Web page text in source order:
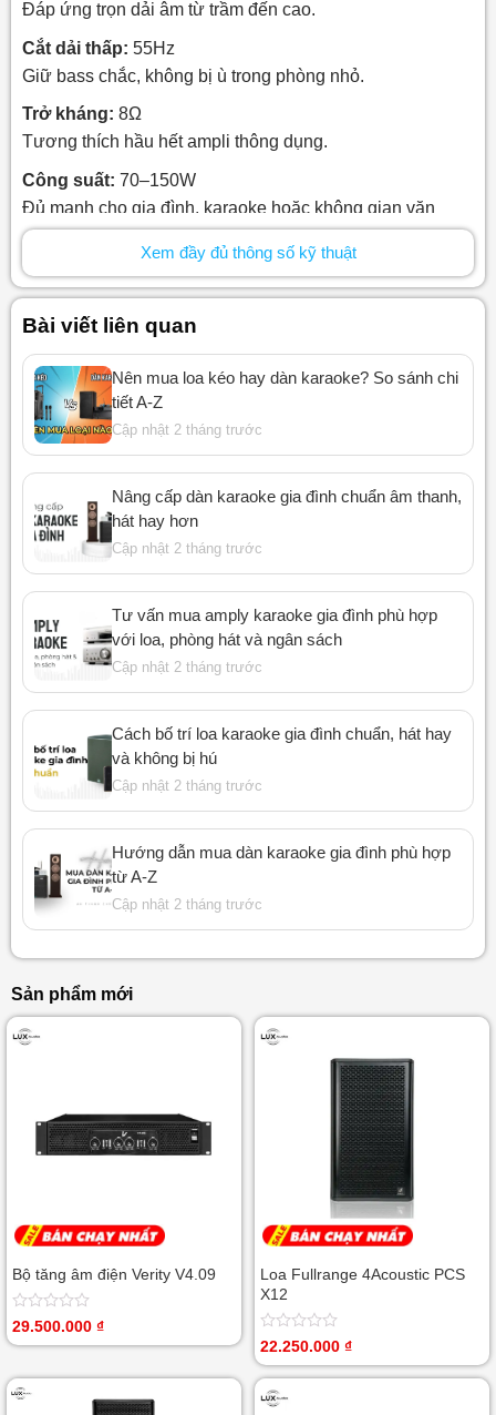
Đáp ứng trọn dải âm từ trầm đến cao.
Cắt dải thấp: 55Hz
Giữ bass chắc, không bị ù trong phòng nhỏ.
Trở kháng: 8Ω
Tương thích hầu hết ampli thông dụng.
Công suất: 70–150W
Đủ mạnh cho gia đình, karaoke hoặc không gian văn
phòng.
Kích thước:450×250×283 mm
Gọn gàng, dễ bố trí trên kệ hoặc treo tường.
11.25 kg
Khung loa chắc, hạn chế rung và méo âm.
Xem đầy đủ thông số kỹ thuật
Bài viết liên quan
Nên mua loa kéo hay dàn karaoke? So sánh chi
tiết A-Z
Cập nhật 2 tháng trước
Nâng cấp dàn karaoke gia đình chuẩn âm thanh,
hát hay hơn
Cập nhật 2 tháng trước
Tư vấn mua amply karaoke gia đình phù hợp
với loa, phòng hát và ngân sách
Cập nhật 2 tháng trước
Cách bố trí loa karaoke gia đình chuẩn, hát hay
và không bị hú
Cập nhật 2 tháng trước
Hướng dẫn mua dàn karaoke gia đình phù hợp
từ A-Z
Cập nhật 2 tháng trước
Sản phẩm mới
Bộ tăng âm điện Verity V4.09
Được
5
sao
29.500.000 ₫
Loa Fullrange 4Acoustic PCS
X12
Được
hạng
0
5
22.250.000 ₫